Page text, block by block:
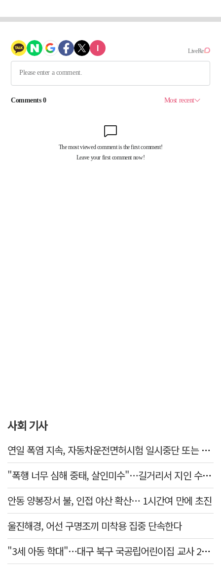
사회 기사
연일 폭염 지속, 자동차운전면허시험 일시중단 또는 축소 운영
"폭행 너무 심해 중태, 살인미수"…길거리서 지인 수십회 때린 50대 '긴급체포'
안동 양봉장서 불, 인접 야산 확산… 1시간여 만에 초진
울진해경, 어선 구명조끼 미착용 집중 단속한다
"3세 아동 학대"…대구 북구 국공립어린이집 교사 2명 검찰 송치